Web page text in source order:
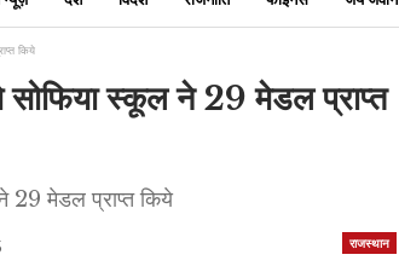
किये
स्कूल ने 29 मेडल प्राप्त
29 मेडल प्राप्त किये
राजस्थान